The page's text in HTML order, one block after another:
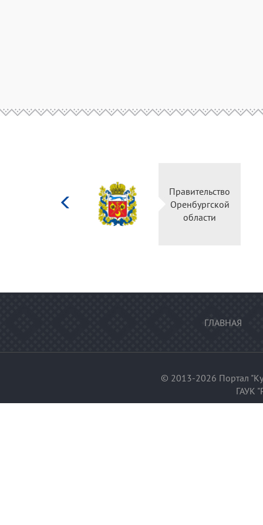
Министерство
культуры
Российской
федерации
ГЛАВНАЯ
© 2013-2026 Портал
ГАУК